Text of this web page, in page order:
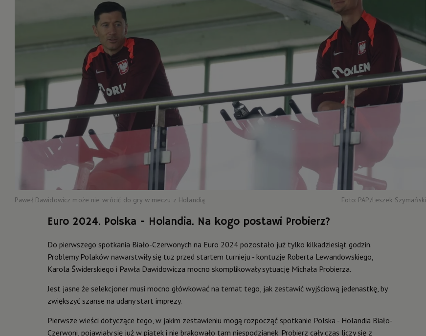
Paweł Dawidowicz może nie wrócić do gry w meczu z Holandią Foto: PAP/Leszek Szymański
Euro 2024. Polska - Holandia. Na kogo postawi Probierz?
Do pierwszego spotkania Biało-Czerwonych na Euro 2024 pozostało już tylko kilkadziesiąt godzin.
Problemy Polaków nawarstwiły się tuz przed startem turnieju - kontuzje Roberta Lewandowskiego,
Karola Świderskiego i Pawła Dawidowicza mocno skomplikowały sytuację Michała Probierza.
Jest jasne że selekcjoner musi mocno główkować na temat tego, jak zestawić wyjściową jedenastkę, by
zwiększyć szanse na udany start imprezy.
Pierwsze wieści dotyczące tego, w jakim zestawieniu mogą rozpocząć spotkanie Polska - Holandia Biało-
Czerwoni, pojawiały się już w piątek i nie brakowało tam niespodzianek. Probierz cały czas liczy się z